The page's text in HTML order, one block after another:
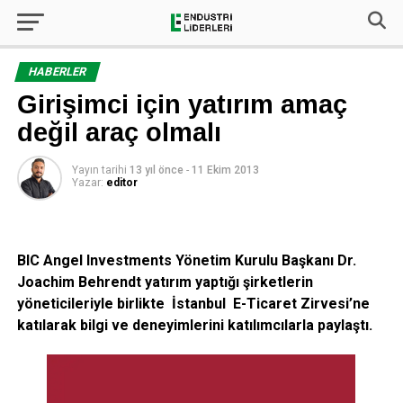
HABERLER
Girişimci için yatırım amaç
değil araç olmalı
Yayın tarihi 13 yıl önce - 11 Ekim 2013
Yazar: editor
BIC Angel Investments Yönetim Kurulu Başkanı Dr.
Joachim Behrendt yatırım yaptığı şirketlerin
yöneticileriyle birlikte İstanbul E-Ticaret Zirvesi’ne
katılarak bilgi ve deneyimlerini katılımcılarla paylaştı.